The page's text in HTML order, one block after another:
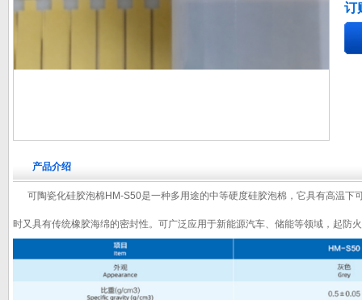
订
产品介绍
可陶瓷化硅胶泡棉HM-S50是一种多用途的中等硬度硅胶泡棉，它具有高温下
时又具有传统橡胶海绵的密封性。可广泛应用于新能源汽车、储能等领域，起防